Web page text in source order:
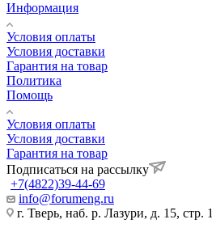
Информация
Условия оплаты
Условия доставки
Гарантия на товар
Политика
Помощь
Условия оплаты
Условия доставки
Гарантия на товар
Подписаться на рассылку
+7(4822)39-44-69
info@forumeng.ru
г. Тверь, наб. р. Лазури, д. 15, стр. 1